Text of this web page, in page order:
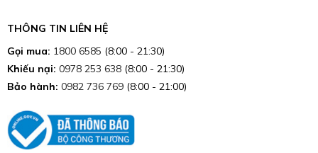
THÔNG TIN LIÊN HỆ
Gọi mua: 1800 6585 (8:00 - 21:30)
Khiếu nại: 0978 253 638 (8:00 - 21:30)
Bảo hành: 0982 736 769 (8:00 - 21:00)